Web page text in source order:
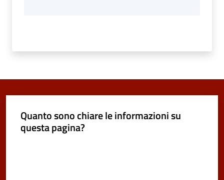
Quanto sono chiare le informazioni su
questa pagina?